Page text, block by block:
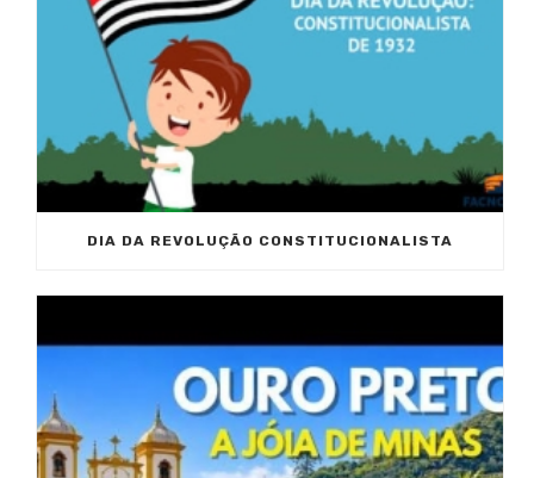
DIA DA REVOLUÇÃO CONSTITUCIONALISTA